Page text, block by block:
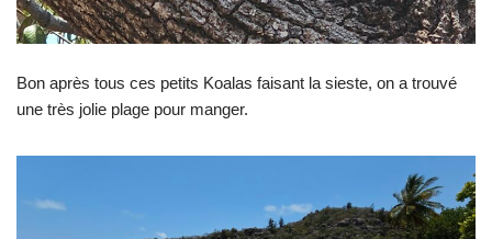
Bon après tous ces petits Koalas faisant la sieste, on a trouvé
une très jolie plage pour manger.